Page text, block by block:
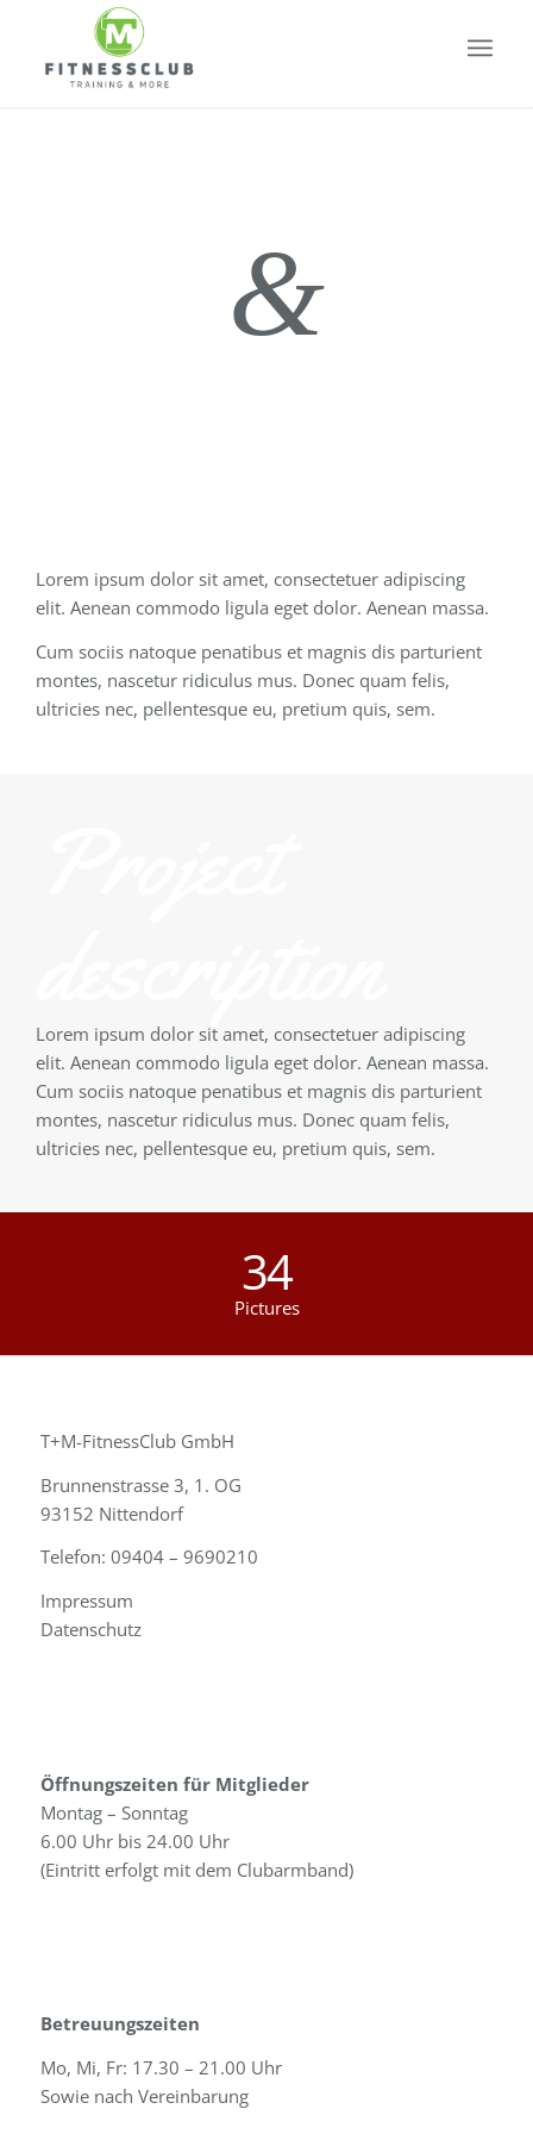
&
Lorem ipsum dolor sit amet, consectetuer adipiscing
elit. Aenean commodo ligula eget dolor. Aenean massa.
Cum sociis natoque penatibus et magnis dis parturient
montes, nascetur ridiculus mus. Donec quam felis,
ultricies nec, pellentesque eu, pretium quis, sem.
Lorem ipsum dolor sit amet, consectetuer adipiscing
elit. Aenean commodo ligula eget dolor. Aenean massa.
Cum sociis natoque penatibus et magnis dis parturient
montes, nascetur ridiculus mus. Donec quam felis,
ultricies nec, pellentesque eu, pretium quis, sem.
34
Pictures
T+M-FitnessClub GmbH
Brunnenstrasse 3, 1. OG
93152 Nittendorf
Telefon: 09404 – 9690210
Impressum
Datenschutz
Öffnungszeiten für Mitglieder
Montag – Sonntag
6.00 Uhr bis 24.00 Uhr
(Eintritt erfolgt mit dem Clubarmband)
Betreuungszeiten
Mo, Mi, Fr: 17.30 – 21.00 Uhr
Sowie nach Vereinbarung